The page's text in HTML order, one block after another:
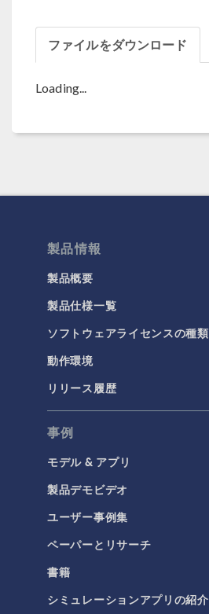
ファイルをダウンロード
Loading...
製品情報
製品概要
製品仕様一覧
ソフトウェアライセンスの種類
動作環境
リリース履歴
事例
モデル & アプリ
製品デモビデオ
ユーザー事例集
ペーパーとリサーチ
書籍
シミュレーションアプリの紹介